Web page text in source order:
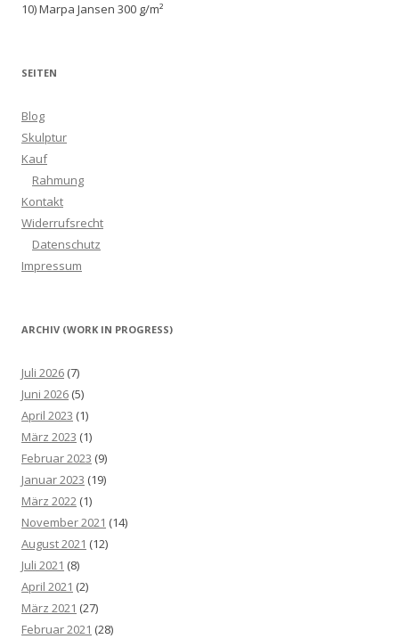
10) Marpa Jansen 300 g/m²
SEITEN
Blog
Skulptur
Kauf
Rahmung
Kontakt
Widerrufsrecht
Datenschutz
Impressum
ARCHIV (WORK IN PROGRESS)
Juli 2026 (7)
Juni 2026 (5)
April 2023 (1)
März 2023 (1)
Februar 2023 (9)
Januar 2023 (19)
März 2022 (1)
November 2021 (14)
August 2021 (12)
Juli 2021 (8)
April 2021 (2)
März 2021 (27)
Februar 2021 (28)